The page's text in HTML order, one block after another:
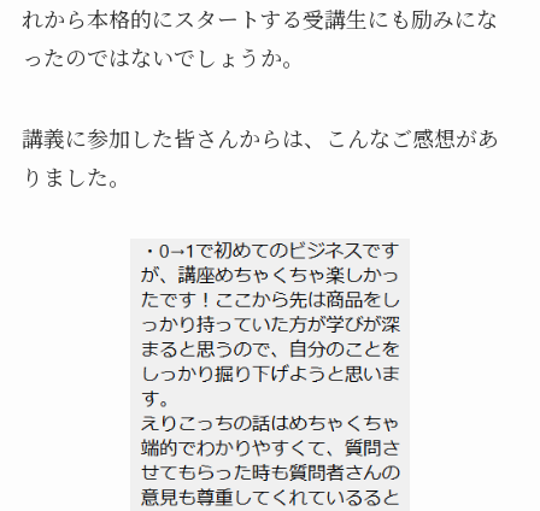
れから本格的にスタートする受講生にも励みにな
ったのではないでしょうか。
講義に参加した皆さんからは、こんなご感想があ
りました。